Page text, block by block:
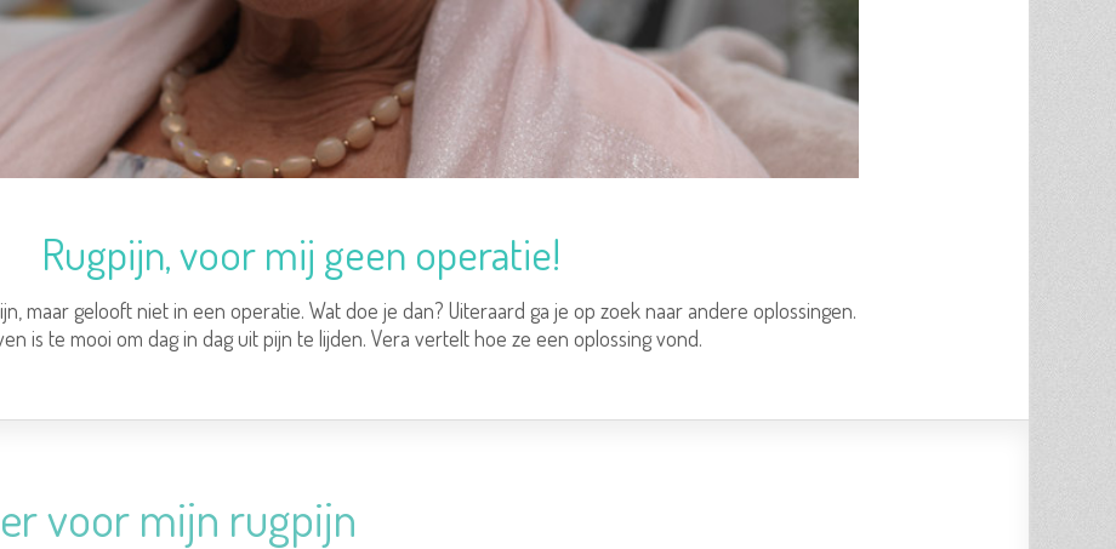
Rugpijn, voor mij geen operatie!
maar gelooft niet in een operatie. Wat doe je dan? Uiteraard ga je op zoek naar andere oplossingen.
is te mooi om dag in dag uit pijn te lijden. Vera vertelt hoe ze een oplossing vond.
voor mijn rugpijn